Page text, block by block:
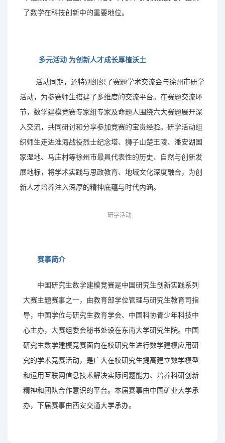
了数学在科技创新中的重要地位。
多元活动 为创新人才成长厚植沃土
活动同期，还特别组织了赛题学术交流会与徐州市研学
活动，为参赛师生搭建了多维度的交流平台。在赛题交流环
节，数学建模竞赛专家组专家及命题人围绕六大赛题展开深
入交流，共同研讨和分享参加竞赛的宝贵经验。研学活动组
织师生走进淮海战役烈士纪念塔、狮子山楚王陵、潘安湖国
家湿地、马庄村等徐州市最具代表性的历史、自然与创新发
展地标，将学术实践与思政教育、地域文化深度融合，为创
新人才培养注入深厚的精神底蕴与时代内涵。
研学活动
赛事简介
中国研究生数学建模竞赛是中国研究生创新实践系列
大赛主题赛事之一，由教育部学位管理与研究生教育司指
导，中国学位与研究生教育学会、中国科协青少年科技中
心主办，大赛组委会秘书处设在东南大学研究生院。中国
研究生数学建模竞赛面向在校研究生进行数学建模应用研
究的学术竞赛活动，是广大在校研究生提高建立数学模型
和运用互联网信息技术解决实际问题能力、培养科研创新
精神和团队合作意识的平台。本届赛事由中国矿业大学承
办，下届赛事由西安交通大学承办。